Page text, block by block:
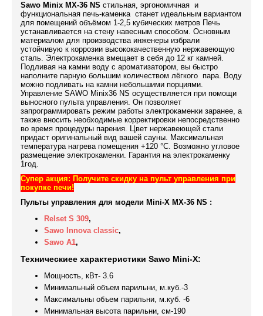
Sawo Minix MX-36 NS стильная, эргономичная и
функциональная печь-каменка станет идеальным вариантом
для помещений объёмом 1-2,5 кубических метров Печь
устанавливается на стену навесным способом. Основным
материалом для производства инженеры избрали
устойчивую к коррозии высококачественную нержавеющую
сталь. Электрокаменка вмещает в себя до 12 кг камней.
Подливая на камни воду с ароматизатором, вы быстро
наполните парную большим количеством лёгкого пара. Воду
можно подливать на камни небольшими порциями.
Управление SAWO Minix36 NS осуществляется при помощи
выносного пульта управления. Он позволяет
запрограммировать режим работы электрокаменки заранее, а
также вносить необходимые корректировки непосредственно
во время процедуры парения. Цвет нержавеющей стали
придаст оригинальный вид вашей сауны. Максимальная
температура нагрева помещения +120 °C. Возможно угловое
размещение электрокаменки. Гарантия на электрокаменку
1год.
Супер акция: Получите скидку на пульт управления при
покупке печи!
Пульты управления для модели Mini-X MX-36 NS :
Relset S 309,
Sawo Innova classic,
Sawo A1,
Техническиее характеристики Sawo Mini-X:
Мощность, кВт- 3.6
Минимальный объем парильни, м.куб.-3
Максимальны объем парильни, м.куб. -6
Минимальная высота парильни, см-190